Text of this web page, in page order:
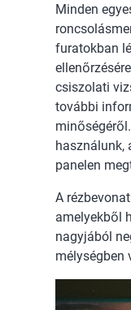
Minden
furatokban
csiszolati
további
használunk,
panelen
A
amelyekből
nagyjából
mélységben